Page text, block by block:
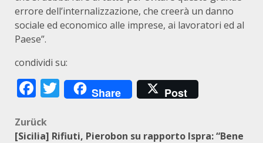
errore dell’internalizzazione, che creerà un danno
sociale ed economico alle imprese, ai lavoratori ed al
Paese”.
condividi su:
Facebook
Twitter
Share Post
Beitragsnavigation
Zurück
[Sicilia] Rifiuti, Pierobon su rapporto Ispra: “Bene